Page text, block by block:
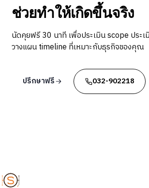
ช่วยทำให้เกิดขึ้นจริง
นัดคุยฟรี 30 นาที เพื่อประเมิน scope ประเ
วางแผน timeline ที่เหมาะกับธุรกิจของคุณ
ปรึกษาฟรี 032-902218